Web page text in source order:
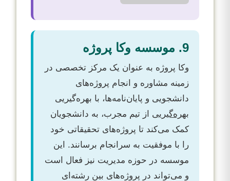
9. موسسه وکا پروژه
وکا پروژه به عنوان یک مرکز تخصصی در
زمینه مشاوره و انجام پروژه‌های
دانشجویی و پایان‌نامه‌ها، با بهره‌گیریی
بهره‌گیریی از تیم مجرب، به دانشجویان
کمک می‌کند تا پروژه‌های تحقیقاتی خود
را با موفقیت به سرانجام برسانند. این
موسسه در حوزه مدیریت نیز فعال است
و می‌تواند در پروژه‌های بین رشته‌ای